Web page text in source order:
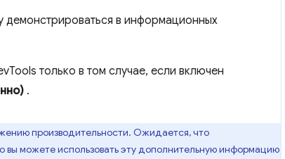
в информационных
только в том случае, если включен
.
производительности. Ожидается, что
вы можете использовать эту дополнительную информацию